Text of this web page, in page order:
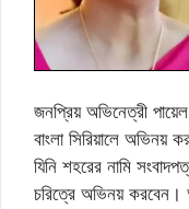
জনপ্রিয় অভিনেত্রী
বাংলা সিরিয়ালে অভিনয়
যিনি শহরের নামি
চরিত্রে অভিনয়